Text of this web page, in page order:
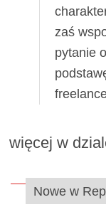
zaś
pytanie
więcej w
Nowe w